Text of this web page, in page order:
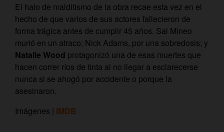
El halo de malditismo de la obra recae esta vez en el
hecho de que varios de sus actores fallecieron de
forma trágica antes de cumplir 45 años. Sal Mineo
murió en un atraco; Nick Adams, por una sobredosis; y
Natalie Wood protagonizó una de esas muertes que
hacen correr ríos de tinta al no llegar a esclarecerse
nunca si se ahogó por accidente o porque la
asesinaron.
Imágenes | IMDB